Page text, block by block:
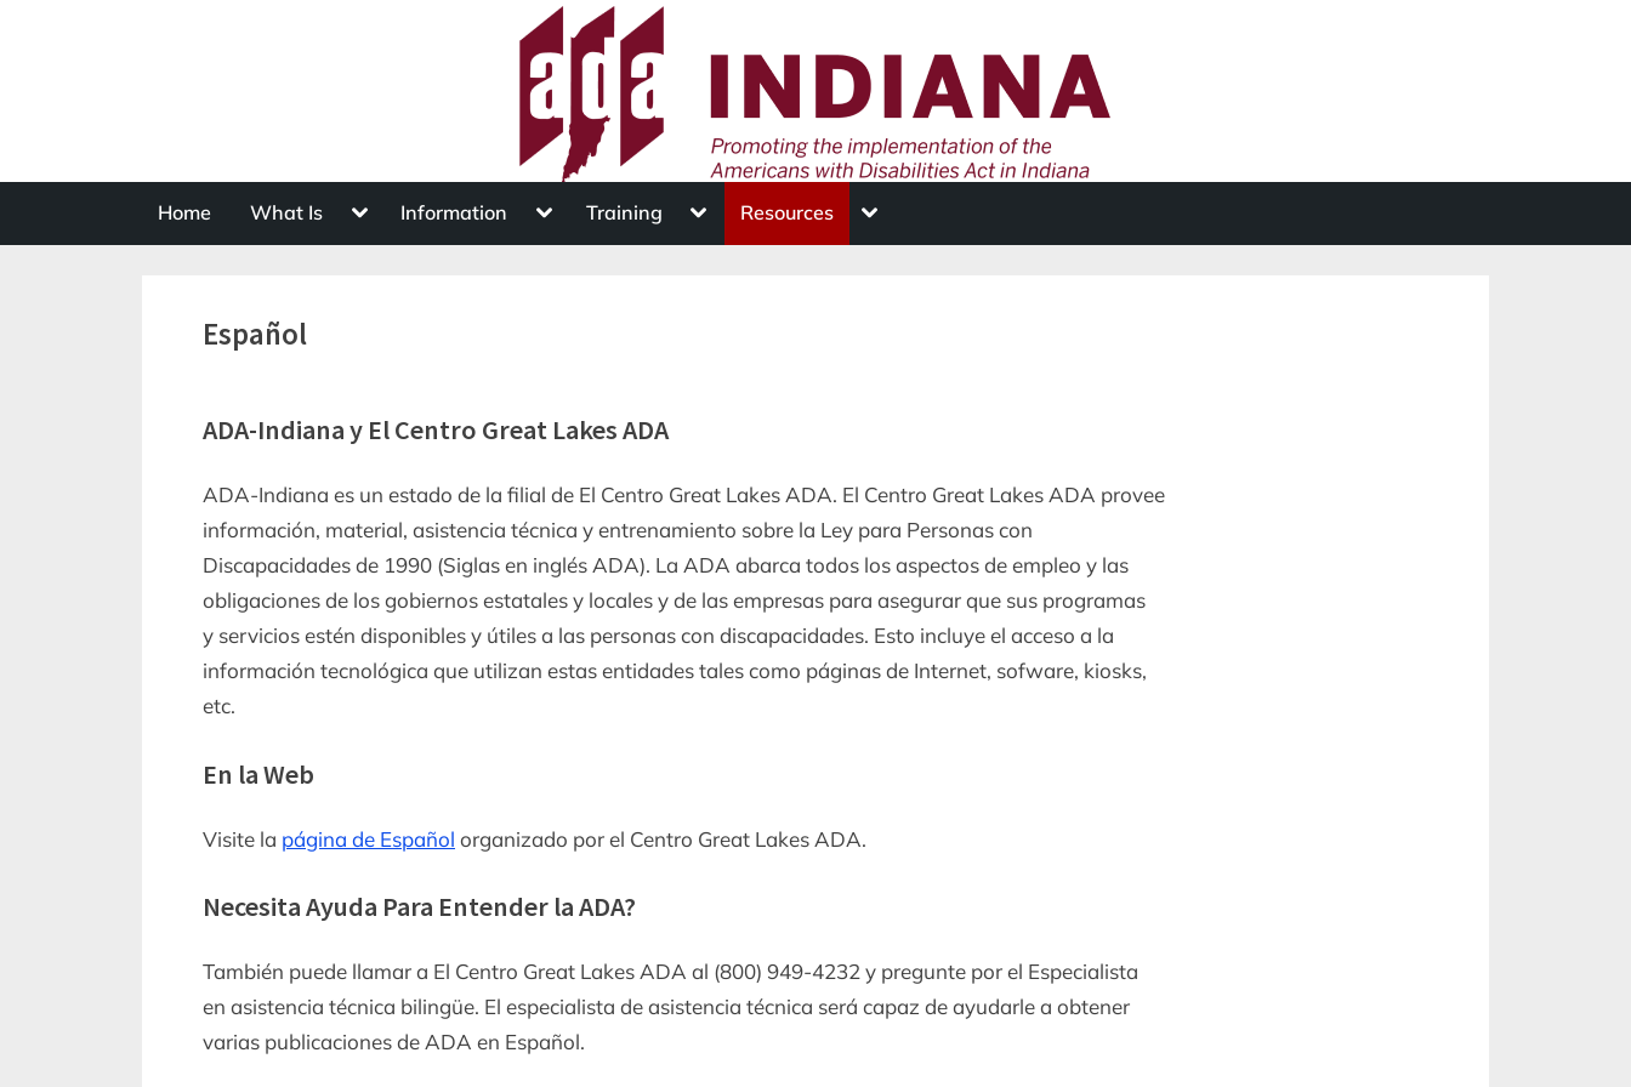
Home What Is
Toggle
menu
Information
Toggle
menu
Training
Toggle
menu
Resources
Toggle
menu
Español
ADA-Indiana y El Centro Great Lakes ADA
ADA-Indiana es un estado de la filial de El Centro Great Lakes ADA. El Centro Great Lakes ADA provee
información, material, asistencia técnica y entrenamiento sobre la Ley para Personas con
Discapacidades de 1990 (Siglas en inglés ADA). La ADA abarca todos los aspectos de empleo y las
obligaciones de los gobiernos estatales y locales y de las empresas para asegurar que sus programas
y servicios estén disponibles y útiles a las personas con discapacidades. Esto incluye el acceso a la
información tecnológica que utilizan estas entidades tales como páginas de Internet, sofware, kiosks,
etc.
En la Web
Visite la página de Español organizado por el Centro Great Lakes ADA.
Necesita Ayuda Para Entender la ADA?
También puede llamar a El Centro Great Lakes ADA al (800) 949-4232 y pregunte por el Especialista
en asistencia técnica bilingüe. El especialista de asistencia técnica será capaz de ayudarle a obtener
varias publicaciones de ADA en Español.